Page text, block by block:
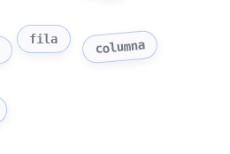
fila columna